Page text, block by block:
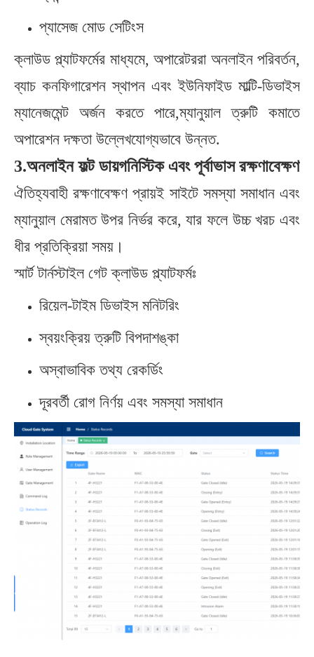
প্যাসেজ মোড সেটিংস
ক্লাউড প্ল্যাটফর্মের মাধ্যমে, অপারেটররা অনলাইন পরিবর্তন,
ব্যাচ কনফিগারেশন স্থাপন এবং ইউনিফাইড মাল্টি-ডিভাইস
ম্যানেজমেন্ট অর্জন করতে পারে,ম্যানুয়াল ত্রুটি কমাতে
অপারেশন দক্ষতা উল্লেখযোগ্যভাবে উন্নত.
3.অনলাইন ফল্ট ডায়গনিস্টিক এবং পূর্বাভাস রক্ষণাবেক্ষণ
ঐতিহ্যবাহী রক্ষণাবেক্ষণ প্রায়ই সাইটে সমস্যা সমাধান এবং
ম্যানুয়াল মেরামত উপর নির্ভর করে, যার ফলে উচ্চ খরচ এবং
ধীর প্রতিক্রিয়া সময়।
স্মার্ট টার্নস্টাইল গেট ক্লাউড প্ল্যাটফর্মঃ
রিয়েল-টাইম ডিভাইস মনিটরিং
স্বয়ংক্রিয় ত্রুটি বিপদাশঙ্কা
অস্বাভাবিক তথ্য রেকর্ডিং
দূরবর্তী রোগ নির্ণয় এবং সমস্যা সমাধান